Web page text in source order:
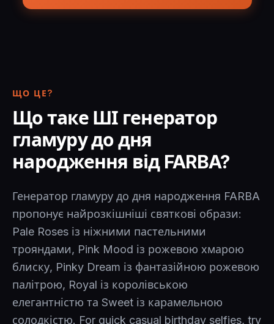
ЩО ЦЕ?
Що таке ШІ генератор
гламуру до дня
народження від FARBA?
Генератор гламуру до дня народження FARBA
пропонує найрозкішніші святкові образи:
Pale Roses із ніжними пастельними
трояндами, Pink Mood із рожевою хмарою
блиску, Pinky Dream із фантазійною рожевою
палітрою, Royal із королівською
елегантністю та Sweet із карамельною
солодкістю. For quick casual birthday selfies, try